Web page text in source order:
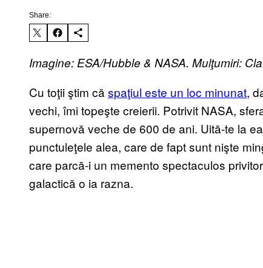
Share:
Imagine: ESA/Hubble & NASA. Mulţumiri:
Cu toţii ştim că spaţiul este un loc minunat,
vechi, îmi topeşte creierii. Potrivit NASA,
supernovă veche de 600 de ani. Uită-te la
punctuleţele alea, care de fapt sunt nişte
care parcă-i un memento spectaculos
galactică o ia razna.